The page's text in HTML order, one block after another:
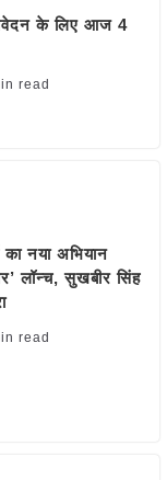
के लिए आज 4
read
का नया अभियान
लॉन्च, सुखबीर सिंह
read